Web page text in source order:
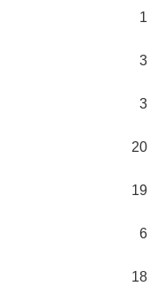
1
3
3
20
19
6
18